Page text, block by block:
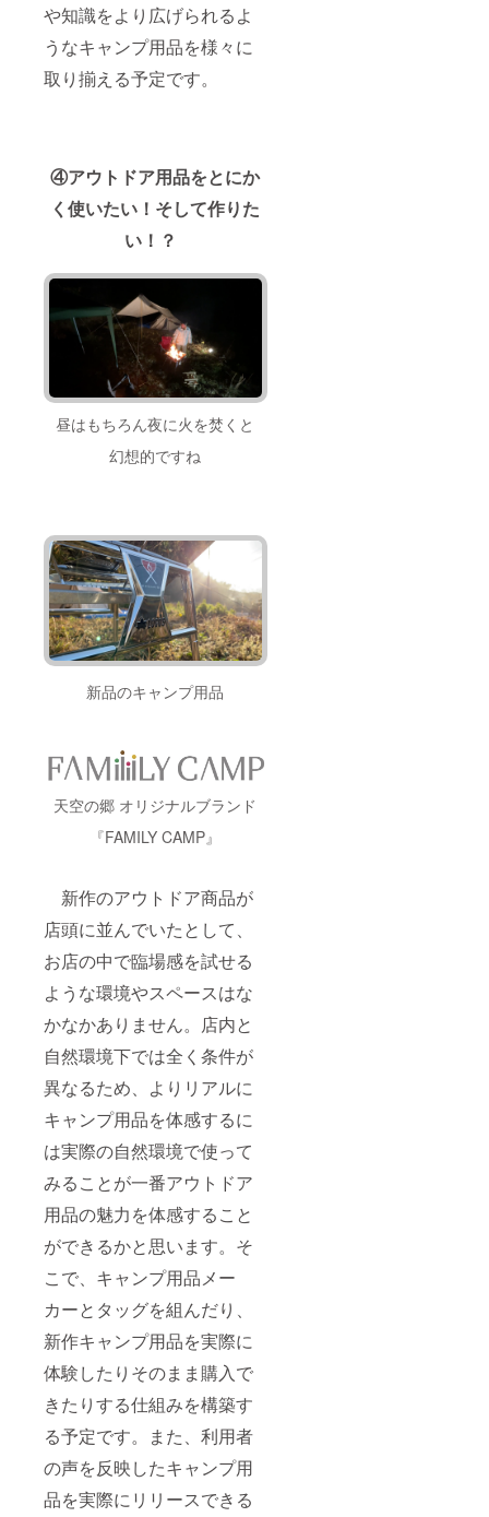
や知識をより広げられるよ
うなキャンプ用品を様々に
取り揃える予定です。
④アウトドア用品をとにか
く使いたい！そして作りた
い！？
昼はもちろん夜に火を焚くと
幻想的ですね
新品のキャンプ用品
天空の郷 オリジナルブランド
『FAMILY CAMP』
新作のアウトドア商品が
店頭に並んでいたとして、
お店の中で臨場感を試せる
ような環境やスペースはな
かなかありません。店内と
自然環境下では全く条件が
異なるため、よりリアルに
キャンプ用品を体感するに
は実際の自然環境で使って
みることが一番アウトドア
用品の魅力を体感すること
ができるかと思います。そ
こで、キャンプ用品メー
カーとタッグを組んだり、
新作キャンプ用品を実際に
体験したりそのまま購入で
きたりする仕組みを構築す
る予定です。また、利用者
の声を反映したキャンプ用
品を実際にリリースできる